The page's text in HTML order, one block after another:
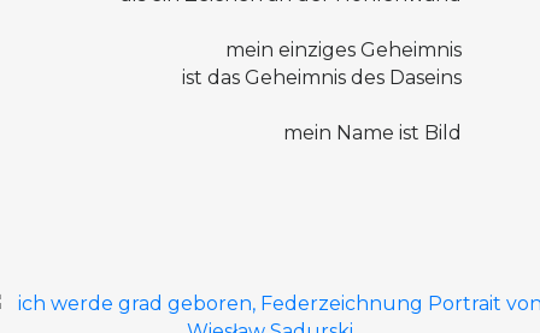
mein einziges Geheimnis
ist das Geheimnis des Daseins
mein Name ist Bild